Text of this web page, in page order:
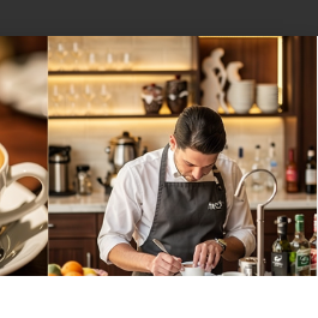
DGE-Auszeichnung wird
der Speiseplan. Die
beispielsweise regelmäßig
ob Hülsenfrüchte oder
kommen oder auch, ob der
Fang kommt,
kommen saisonale und regionale
Bioprodukten und Produkten